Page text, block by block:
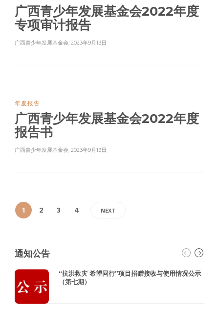
广西青少年发展基金会2022年度
专项审计报告
广西青少年发展基金会, 2023年9月13日
年度报告
广西青少年发展基金会2022年度
报告书
广西青少年发展基金会, 2023年9月13日
1 2 3 4 NEXT
通知公告
“抗洪救灾 希望同行”项目捐赠接收与使用情况公示
（第七期）